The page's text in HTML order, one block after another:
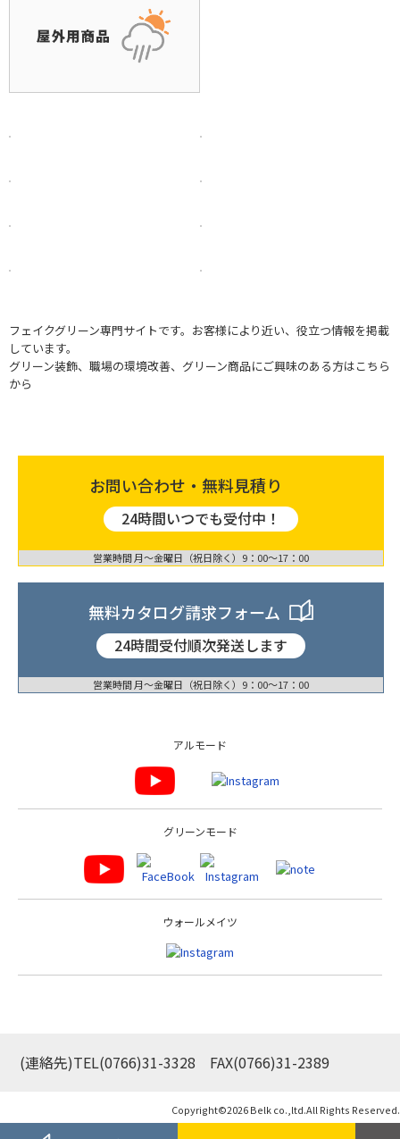
フェイクグリーン専門サイトです。お客様により近い、役立つ情報を掲載
しています。
グリーン装飾、職場の環境改善、グリーン商品にご興味のある方はこちら
から
お問い合わせ・無料見積り
24時間いつでも受付中！
営業時間 月〜金曜日（祝日除く）9：00〜17：00
無料カタログ請求フォーム
24時間受付順次発送します
営業時間 月〜金曜日（祝日除く）9：00〜17：00
アルモード
グリーンモード
ウォールメイツ
(連絡先)TEL(0766)31-3328 FAX(0766)31-2389
Copyright©2026 Belk co.,ltd.All Rights Reserved.